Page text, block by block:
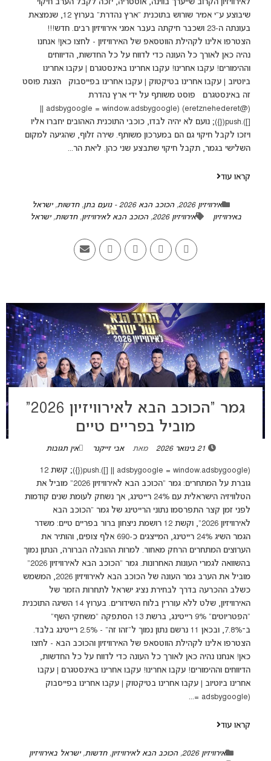
לאירוויזיון הקרוב שייערך בווינה, אוסטריה, יזכה לקבל הערב חיקוי
שיבוצע ע"י אמיר שורוש בתוכנית "ארץ נהדרת" בערוץ 12, שנמצאת
בעונתה ה-23 ושכבר חיקתה בעבר אמני אירוויזיון רבים. חדש!!!
הצטרפו אלינו לקהילת הווטסאפ של האירוויזיון - לחצו כאן! אנחנו
נהיה כאן לאורך כל העונה כדי לדווח על כל החדשות, הדיווחים
וההימורים! עקבו אחרינו! עקבו אחרינו באינסטגרם | עקבו אחרינו
ביוטיוב | עקבו אחרינו בטיקטוק | עקבו אחרינו בפייסבוק הצגת פוסט
(@‏‎eretznehederet‎‏)‎‏ (adsbygoogle = window.adsbygoogle ||
[]).push({}); נועם לא יהיה לבדו, כוכבי התוכנית האהובים יחברו אליו
ויזכו לקבל חיקוי גם הם במערכון משותף. שירה זלוף, שהגיעה למקום
השלישי בגמר, תקבל חיקוי שתבצע שני כהן. ליאת הר...
קראו עוד
אירוויזיון 2026 ,הכוכב הבא 2026 - נועם בתן ,חדשות,ישראל
באירוויזיון
אירוויזיון 2026 ,הכוכב הבא לאירוויזיון,חדשות,ישראל
גמר “הכוכב הבא לאירוויזיון 2026”
מוביל בפריים טיים
מאת אבי זייקנר אין תגובות
(adsbygoogle = window.adsbygoogle || []).push({}); קשת 12
גוברת על המתחרים: גמר "הכוכב הבא לאירוויזיון 2026" מוביל את
הטלוויזיה הישראלית עם 24% רייטינג, אך נשחק לעומת שנים קודמות
לפני זמן קצר התפרסמו נתוני הרייטינג של גמר "הכוכב הבא
לאירוויזיון 2026", וקשת 12 רושמת ניצחון ברור בפריים טיים: משדר
הגמר השיג 24% רייטינג, המייצגים כ-690 אלף צופים, והותיר את
הערוצים המתחרים הרחק מאחור. למרות ההובלה הברורה, הנתון נמוך
בהשוואה לגמרי העונות האחרונות. גמר "הכוכב הבא לאירוויזיון 2026"
מוביל את הערב גמר העונה של הכוכב הבא לאירוויזיון 2026, המשמש
כשלב ההכרעה בדרך לבחירת נציג ישראל לתחרות הזמר של
האירוויזיון, שלט ללא עוררין בלוח השידורים. בערוץ 14 השיגה התוכנית
"הפטריוטים" 9% רייטינג, ברשת 13 הסתפקה "משחקי השף"
ב־7.8%, ובכאן 11 נרשם נתון נמוך ל"זהו זה" - 2.5% רייטינג בלבד.
הצטרפו אלינו לקהילת הווטסאפ של האירוויזיון והכוכב הבא - לחצו
כאן! אנחנו נהיה כאן לאורך כל העונה כדי לדווח על כל החדשות,
הדיווחים וההימורים! עקבו אחרינו! עקבו אחרינו באינסטגרם | עקבו
אחרינו ביוטיוב | עקבו אחרינו בטיקטוק | עקבו אחרינו בפייסבוק
(adsbygoogle =...
קראו עוד
אירוויזיון 2026 ,הכוכב הבא לאירוויזיון,חדשות,ישראל באירוויזיון